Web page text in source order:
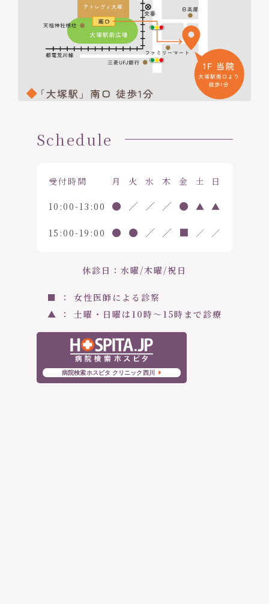
Schedule
受付時間 月 火 水 木 金 土 日
10:00-13:00 ● ／ ／ ／ ● ▲ ▲
15:00-19:00 ● ● ／ ／ ■ ／ ／
休診日：水曜/木曜/祝日
■ ： 女性医師による診察
▲ ： 土曜・日曜は10時〜15時まで診療
病院検索ホスピタ クリニック西川